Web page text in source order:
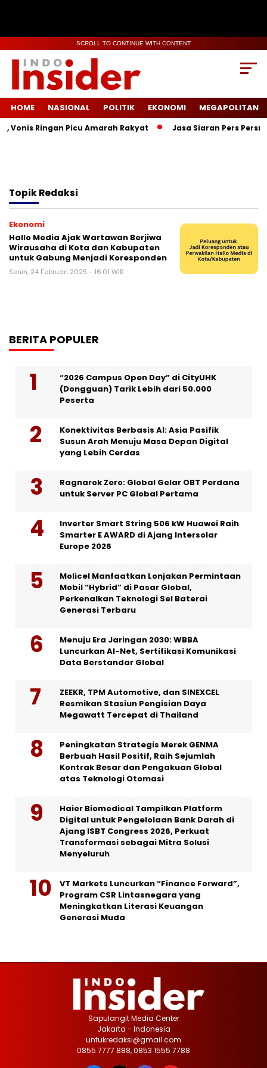
SCROLL TO CONTINUE WITH CONTENT
HOME NASIONAL POLITIK EKONOMI MEGAPOLITAN
Vonis Ringan Picu Amarah Rakyat Jasa Siaran Pers
TopikRedaksi
Ekonomi
Hallo Media Ajak Wartawan Berjiwa
Wirausaha di Kota dan Kabupaten
untuk Gabung Menjadi Koresponden
Senin, 24 Februari 2025 - 16:01 WIB
BERITA POPULER
“2026 Campus Open Day” di CityUHK
(Dongguan) Tarik Lebih dari 50.000
Peserta
Konektivitas Berbasis AI: Asia Pasifik
Susun Arah Menuju Masa Depan Digital
yang Lebih Cerdas
Ragnarok Zero: Global Gelar OBT Perdana
untuk Server PC Global Pertama
Inverter Smart String 506 kW Huawei Raih
Smarter E AWARD di Ajang Intersolar
Europe 2026
Molicel Manfaatkan Lonjakan Permintaan
Mobil “Hybrid” di Pasar Global,
Perkenalkan Teknologi Sel Baterai
Generasi Terbaru
Menuju Era Jaringan 2030: WBBA
Luncurkan AI-Net, Sertifikasi Komunikasi
Data Berstandar Global
ZEEKR, TPM Automotive, dan SINEXCEL
Resmikan Stasiun Pengisian Daya
Megawatt Tercepat di Thailand
Peningkatan Strategis Merek GENMA
Berbuah Hasil Positif, Raih Sejumlah
Kontrak Besar dan Pengakuan Global
atas Teknologi Otomasi
Haier Biomedical Tampilkan Platform
Digital untuk Pengelolaan Bank Darah di
Ajang ISBT Congress 2026, Perkuat
Transformasi sebagai Mitra Solusi
Menyeluruh
VT Markets Luncurkan “Finance Forward”,
Program CSR Lintasnegara yang
Meningkatkan Literasi Keuangan
Generasi Muda
Sapulangit Media Center
Jakarta - Indonesia
untukredaksi@gmail.com
0855 7777 888, 0853 1555 7788